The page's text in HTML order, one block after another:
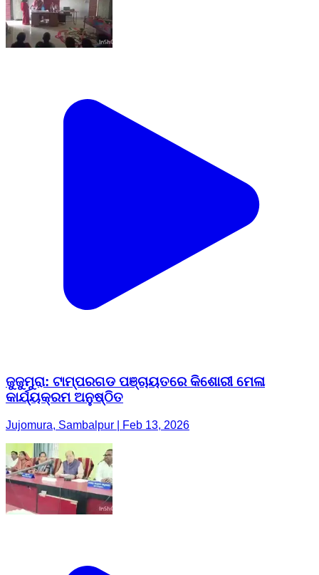
ଜୁଜୁମୁରା: ଟାମ୍ପରଗଡ ପଞ୍ଚାୟତରେ କିଶୋରୀ ମେଳା
କାର୍ଯ୍ୟକ୍ରମ ଅନୁଷ୍ଠିତ
Jujomura, Sambalpur | Feb 13, 2026